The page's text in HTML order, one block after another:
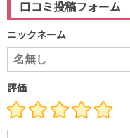
口コミ投稿フォーム
ニックネーム
評価